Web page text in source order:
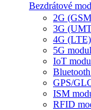
Bezdrátové
2G
3G
4G
5G
IoT
GPS/
ISM
RFID